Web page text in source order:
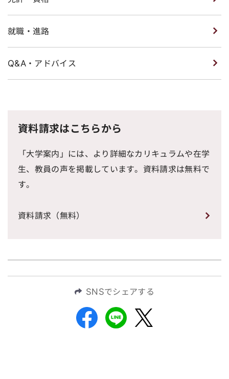
就職・進路
Q&A・アドバイス
資料請求はこちらから
「大学案内」には、より詳細なカリキュラムや在学
生、教員の声を掲載しています。資料請求は無料で
す。
資料請求（無料）
SNSでシェアする